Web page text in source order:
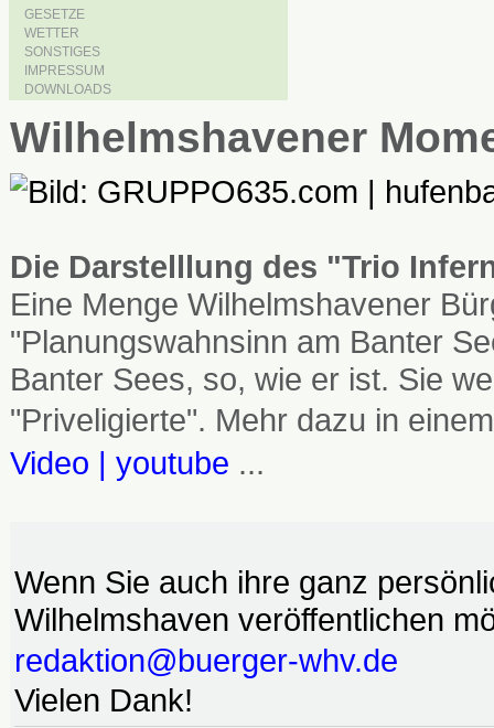
GESETZE
WETTER
SONSTIGES
IMPRESSUM
DOWNLOADS
Wilhelmshavener
Die Darstelllung des "Trio
Eine Menge Wilhelmshavener
"Planungswahnsinn am Banter
Banter Sees, so, wie er ist. Sie
"Priveligierte". Mehr dazu in
Video | youtube ...
Wenn Sie auch ihre ganz
Wilhelmshaven veröffentlichen
redaktion@buerger-whv.de
Vielen Dank!